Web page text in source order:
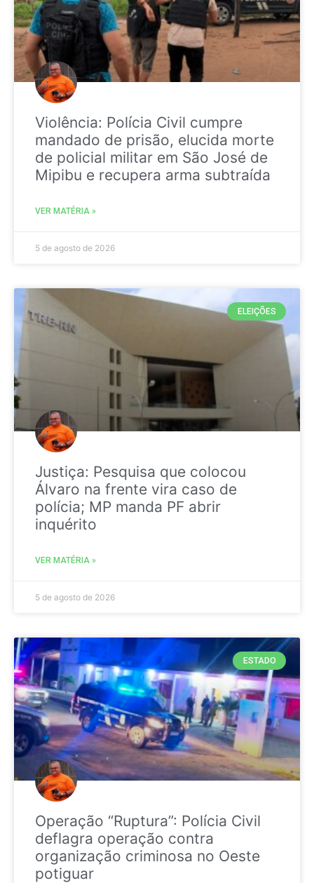
Violência: Polícia Civil cumpre
mandado de prisão, elucida morte
de policial militar em São José de
Mipibu e recupera arma subtraída
VER MATÉRIA »
5 de agosto de 2026
ELEIÇÕES
Justiça: Pesquisa que colocou
Álvaro na frente vira caso de
polícia; MP manda PF abrir
inquérito
VER MATÉRIA »
5 de agosto de 2026
ESTADO
Operação “Ruptura”: Polícia Civil
deflagra operação contra
organização criminosa no Oeste
potiguar